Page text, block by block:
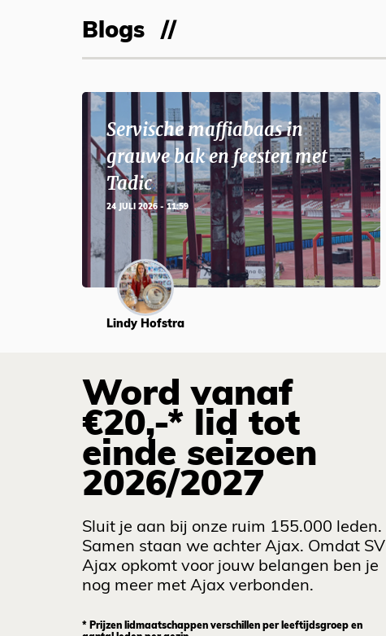
Blogs
Servische maffiabaas in
grauwe bak en feesten met
Tadic
24 JULI 2026 - 11:59
Lindy Hofstra
Word vanaf
€20,-* lid tot
einde seizoen
2026/2027
Sluit je aan bij onze ruim 155.000 leden.
Samen staan we achter Ajax. Omdat SV
Ajax opkomt voor jouw belangen ben je
nog meer met Ajax verbonden.
* Prijzen lidmaatschappen verschillen per leeftijdsgroep en